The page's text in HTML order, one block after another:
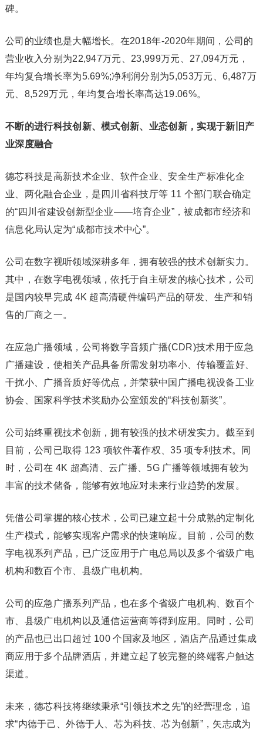
碑。
公司的业绩也是大幅增长。在2018年-2020年期间，公司的
营业收入分别为22,947万元、23,999万元、27,094万元，
年均复合增长率为5.69%;净利润分别为5,053万元、6,487万
元、8,529万元，年均复合增长率高达19.06%。
不断的进行科技创新、模式创新、业态创新，实现于新旧产
业深度融合
德芯科技是高新技术企业、软件企业、安全生产标准化企
业、两化融合企业，是四川省科技厅等 11 个部门联合确定
的“四川省建设创新型企业——培育企业”，被成都市经济和
信息化局认定为“成都市技术中心”。
公司在数字视听领域深耕多年，拥有较强的技术创新实力。
其中，在数字电视领域，依托于自主研发的核心技术，公司
是国内较早完成 4K 超高清硬件编码产品的研发、生产和销
售的厂商之一。
在应急广播领域，公司将数字音频广播(CDR)技术用于应急
广播建设，使相关产品具备所需发射功率小、传输覆盖好、
干扰小、广播音质好等优点，并荣获中国广播电视设备工业
协会、国家科学技术奖励办公室颁发的“科技创新奖”。
公司始终重视技术创新，拥有较强的技术研发实力。截至到
目前，公司已取得 123 项软件著作权、35 项专利技术。同
时，公司在 4K 超高清、云广播、5G 广播等领域拥有较为
丰富的技术储备，能够有效地应对未来行业趋势的发展。
凭借公司掌握的核心技术，公司已建立起十分成熟的定制化
生产模式，能够实现客户需求的快速响应。目前，公司的数
字电视系列产品，已广泛应用于广电总局以及多个省级广电
机构和数百个市、县级广电机构。
公司的应急广播系列产品，也在多个省级广电机构、数百个
市、县级广电机构以及通信运营商等得到应用。同时，公司
的产品也已出口超过 100 个国家及地区，酒店产品通过集成
商应用于多个品牌酒店，并建立起了较完整的终端客户触达
渠道。
未来，德芯科技将继续秉承“引领技术之先”的经营理念，追
求“内德于己、外德于人、芯为科技、芯为创新”，矢志成为